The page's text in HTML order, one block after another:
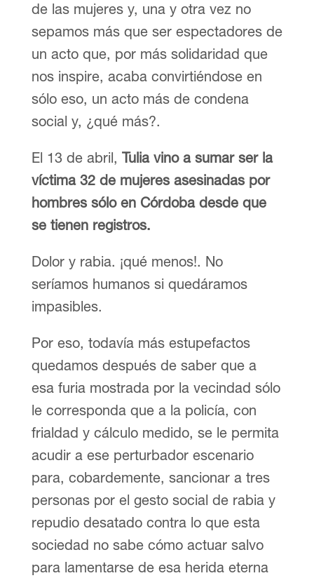
de las mujeres y, una y otra vez no
sepamos más que ser espectadores de
un acto que, por más solidaridad que
nos inspire, acaba convirtiéndose en
sólo eso, un acto más de condena
social y, ¿qué más?.
El 13 de abril, Tulia vino a sumar ser la
víctima 32 de mujeres asesinadas por
hombres sólo en Córdoba desde que
se tienen registros.
Dolor y rabia. ¡qué menos!. No
seríamos humanos si quedáramos
impasibles.
Por eso, todavía más estupefactos
quedamos después de saber que a
esa furia mostrada por la vecindad sólo
le corresponda que a la policía, con
frialdad y cálculo medido, se le permita
acudir a ese perturbador escenario
para, cobardemente, sancionar a tres
personas por el gesto social de rabia y
repudio desatado contra lo que esta
sociedad no sabe cómo actuar salvo
para lamentarse de esa herida eterna